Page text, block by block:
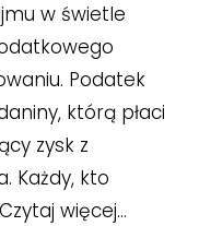
w świetle
Podatek
którą płaci
zysk z
Każdy, kto
Czytaj więcej…